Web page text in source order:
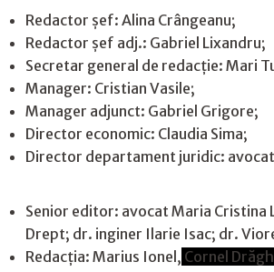
Redactor șef: Alina Crângeanu;
Redactor șef adj.: Gabriel Lixandru;
Secretar general de redacție: Mari
Manager: Cristian Vasile;
Manager adjunct: Gabriel Grigore;
Director economic: Claudia Sima;
Director departament juridic: avocat
Senior editor: avocat Maria Cristina
Drept; dr. inginer Ilarie Isac; dr.
Redacţia: Marius Ionel, Cornel